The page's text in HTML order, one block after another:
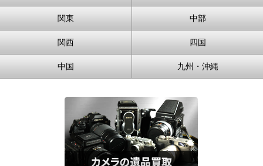
関東 中部
関西 四国
中国 九州・沖縄